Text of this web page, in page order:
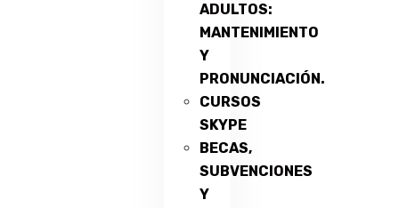
ADULTOS:
MANTENIMIENTO
Y
PRONUNCIACIÓN.
CURSOS
SKYPE
BECAS,
SUBVENCIONES
Y